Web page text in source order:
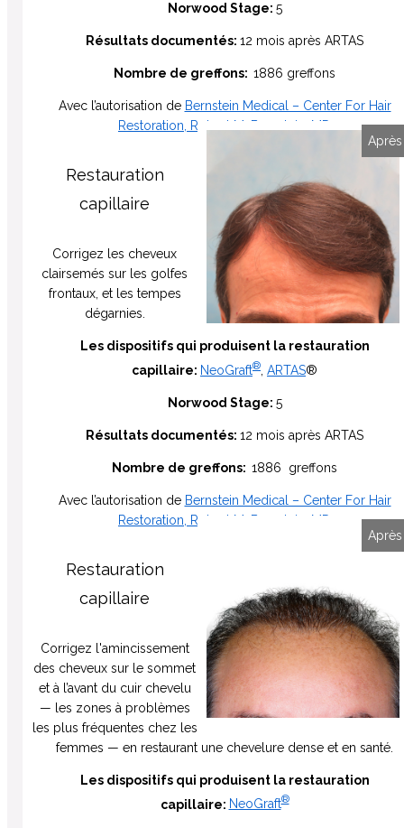
Norwood Stage: 5
Résultats documentés: 12 mois après ARTAS
Nombre de greffons: 1886 greffons
Avec l’autorisation de Bernstein Medical – Center For Hair
Restoration, Robert M. Bernstein, MD
Après
Restauration
capillaire
Corrigez les cheveux
clairsemés sur les golfes
frontaux, et les tempes
dégarnies.
Les dispositifs qui produisent la restauration
capillaire: NeoGraft® ARTAS®
Norwood Stage: 5
Résultats documentés: 12 mois après ARTAS
Nombre de greffons: 1886 greffons
Avec l’autorisation de Bernstein Medical – Center For Hair
Restoration, Robert M. Bernstein, MD
Après
Restauration
capillaire
Corrigez l'amincissement
des cheveux sur le sommet
et à l’avant du cuir chevelu
— les zones à problèmes
les plus fréquentes chez les
femmes — en restaurant une chevelure dense et en santé.
Les dispositifs qui produisent la restauration
capillaire: NeoGraft®